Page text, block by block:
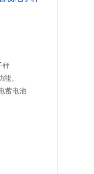
秤
。
蓄电池